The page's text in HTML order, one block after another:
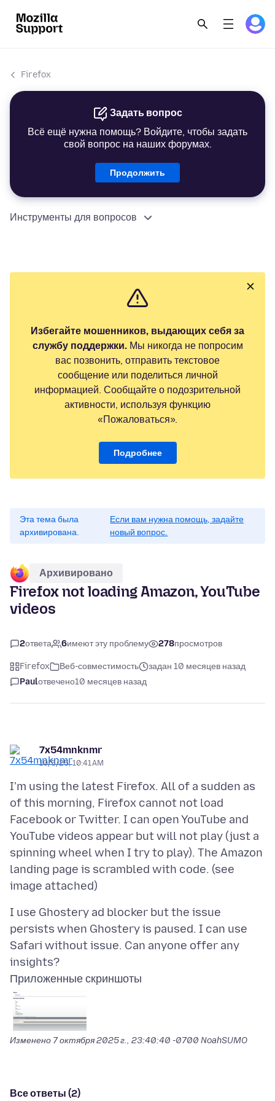
Firefox
Задать вопрос
Всё ещё нужна помощь? Войдите, чтобы задать
свой вопрос на наших форумах.
Продолжить
Инструменты для вопросов
Избегайте мошенников, выдающих себя за
службу поддержки.Мы никогда не попросим
вас позвонить, отправить текстовое
сообщение или поделиться личной
информацией. Сообщайте о подозрительной
активности, используя функцию
«Пожаловаться».
Подробнее
Эта тема была
архивирована.
Если вам нужна помощь, задайте
новый вопрос.
Архивировано
Firefox not loading Amazon, YouTube
videos
2ответа 6имеют эту проблему 278просмотров
Firefox Веб-совместимость
задан 10 месяцев назад
Paulотвечено10 месяцев назад
7x54mnknmr
10/5/25, 10:41 AM
I'm using the latest Firefox. All of a sudden as
of this morning, Firefox cannot not load
Facebook or Twitter. I can open YouTube and
YouTube videos appear but will not play (just a
spinning wheel when I try to play). The Amazon
landing page is scrambled with code. (see
I use Ghostery ad blocker but the issue
persists when Ghostery is paused. I can use
Safari without issue. Can anyone offer any
Приложенные скриншоты
Изменено 7 октября 2025 г., 23:40:40 -0700 NoahSUMO
Все ответы (2)